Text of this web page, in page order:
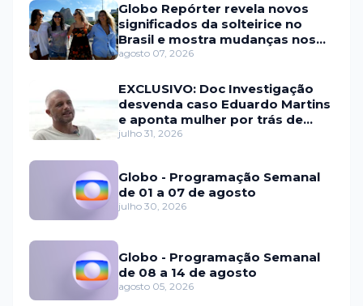
Globo Repórter revela novos
significados da solteirice no
Brasil e mostra mudanças nos
relacionamentos
agosto 07, 2026
EXCLUSIVO: Doc Investigação
desvenda caso Eduardo Martins
e aponta mulher por trás de
fraude internacional
julho 31, 2026
Globo - Programação Semanal
de 01 a 07 de agosto
julho 30, 2026
Globo - Programação Semanal
de 08 a 14 de agosto
agosto 05, 2026